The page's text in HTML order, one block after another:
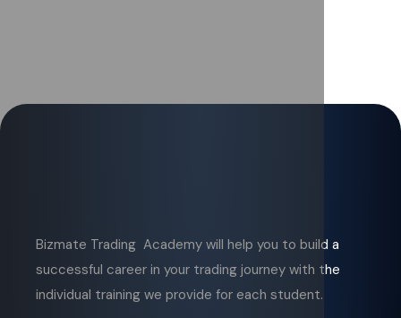
Bizmate Trading Academy will help you to build a
successful career in your trading journey with the
individual training we provide for each student.